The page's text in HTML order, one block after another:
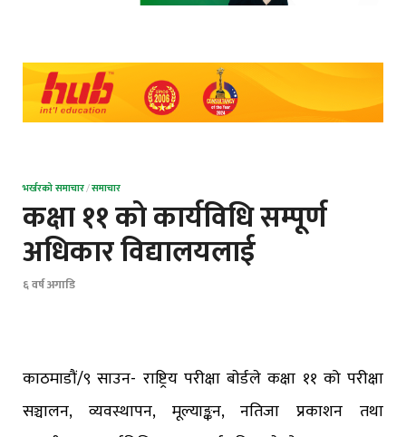
भर्खरको समाचार/समाचार
कक्षा ११ काे कार्यविधि सम्पूर्ण
अधिकार विद्यालयलाई
६ वर्ष अगाडि
काठमाडौं/९ साउन- राष्ट्रिय परीक्षा बाेर्डले कक्षा ११ को परीक्षा
सञ्चालन, व्यवस्थापन, मूल्याङ्कन, नतिजा प्रकाशन तथा